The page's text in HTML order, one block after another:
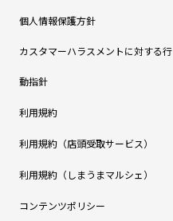
個人情報保護方針
カスタマーハラスメントに対する行
動指針
利用規約
利用規約（店頭受取サービス）
利用規約（しまうまマルシェ）
コンテンツポリシー